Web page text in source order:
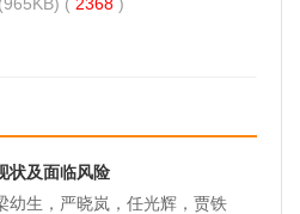
状及面临风险
幼生，严晓岚，任光辉，贾铁